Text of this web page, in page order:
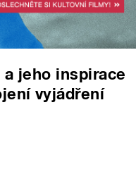
jeho inspirace
vyjádření